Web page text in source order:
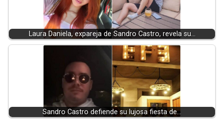
Laura Daniela, expareja de Sandro Castro, revela su…
Sandro Castro defiende su lujosa fiesta de…